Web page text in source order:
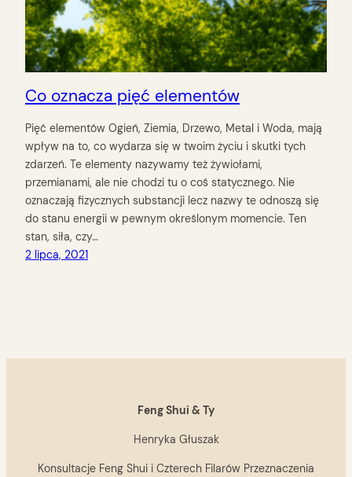
Co oznacza pięć elementów
Pięć elementów Ogień, Ziemia, Drzewo, Metal i Woda, mają
wpływ na to, co wydarza się w twoim życiu i skutki tych
zdarzeń. Te elementy nazywamy też żywiołami,
przemianami, ale nie chodzi tu o coś statycznego. Nie
oznaczają fizycznych substancji lecz nazwy te odnoszą się
do stanu energii w pewnym określonym momencie. Ten
stan, siła, czy…
2 lipca, 2021
Feng Shui & Ty
Henryka Głuszak
Konsultacje Feng Shui i Czterech Filarów Przeznaczenia